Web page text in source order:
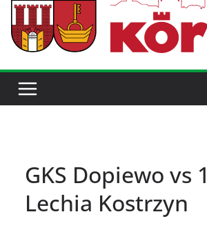
GKS Dopiewo vs
Lechia Kostrzyn